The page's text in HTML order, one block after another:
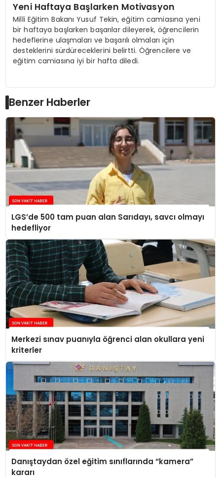
Yeni Haftaya Başlarken Motivasyon
Milli Eğitim Bakanı Yusuf Tekin, eğitim camiasına yeni
bir haftaya başlarken başarılar dileyerek, öğrencilerin
hedeflerine ulaşmaları ve başarılı olmaları için
desteklerini sürdüreceklerini belirtti. Öğrencilere ve
eğitim camiasına iyi bir hafta diledi.
Benzer Haberler
LGS’de 500 tam puan alan Sarıdayı, savcı olmayı
hedefliyor
Merkezi sınav puanıyla öğrenci alan okullara yeni
kriterler
Danıştaydan özel eğitim sınıflarında “kamera”
kararı